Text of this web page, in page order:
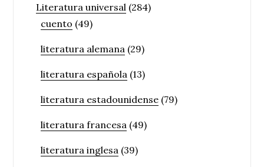
Literatura universal (284)
cuento (49)
literatura alemana (29)
literatura española (13)
literatura estadounidense (79)
literatura francesa (49)
literatura inglesa (39)